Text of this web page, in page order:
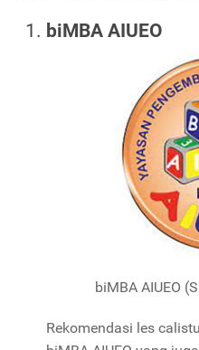
biMBA AIUEO
biMBA AIUEO
Rekomendasi les